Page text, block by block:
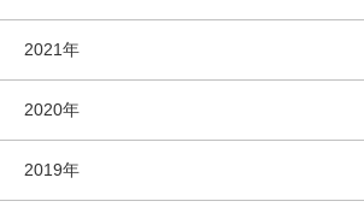
2021年
2020年
2019年